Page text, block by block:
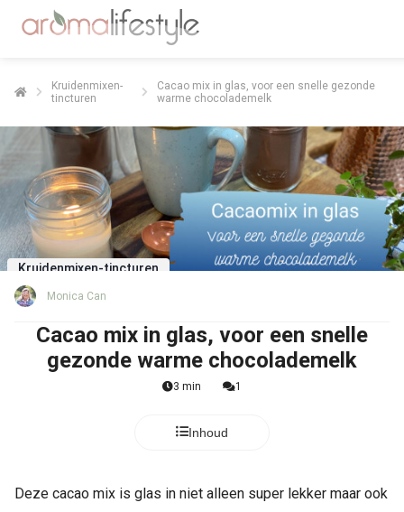
Kruidenmixen-
tincturen
Cacao mix in glas, voor een snelle gezonde
warme chocolademelk
Kruidenmixen-tincturen
Monica Can
Cacao mix in glas, voor een snelle
gezonde warme chocolademelk
3 min 1
Inhoud
Deze cacao mix is glas in niet alleen super lekker maar ook